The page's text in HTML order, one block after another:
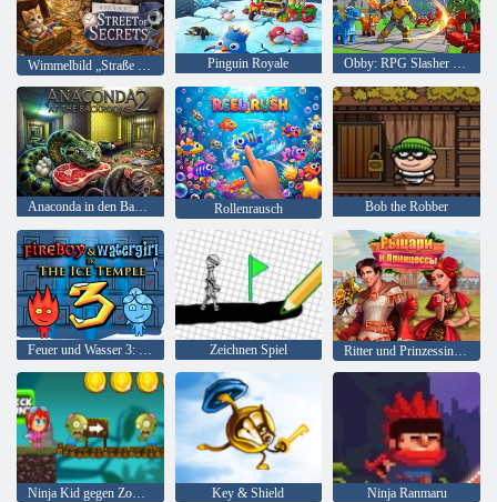
Pinguin Royale Obby: RPG Slasher Blade Loot
Anaconda in den Backrooms 2 Rollenrausch Bob the Robber
Feuer und Wasser 3: Der Eistempel Zeichnen Spiel Ritter und Prinzessinnen
Ninja Kid gegen Zombies Key & Shield Ninja Ranmaru